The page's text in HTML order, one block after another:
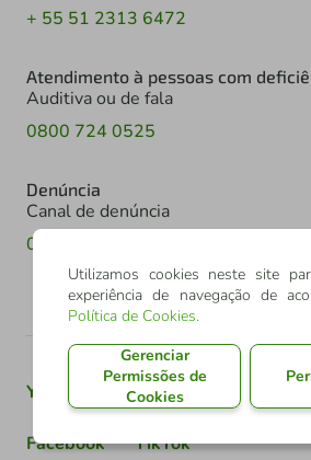
+ 55 51 2313 6472
Atendimento à pessoas com
Auditiva ou de fala
0800 724 0525
Denúncia
Canal de denúncia
0800 602 6918
Youtube Twitter
Facebook TikTok
Utilizamos cookies neste site
experiência de navegação de
Política de Cookies.
Gerenciar
Permissões de
Cookies